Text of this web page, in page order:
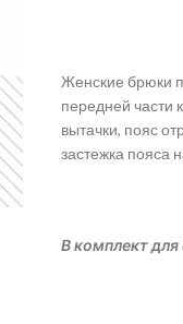
Женские брюки
передней части
вытачки, пояс
застежка пояса
В комплект